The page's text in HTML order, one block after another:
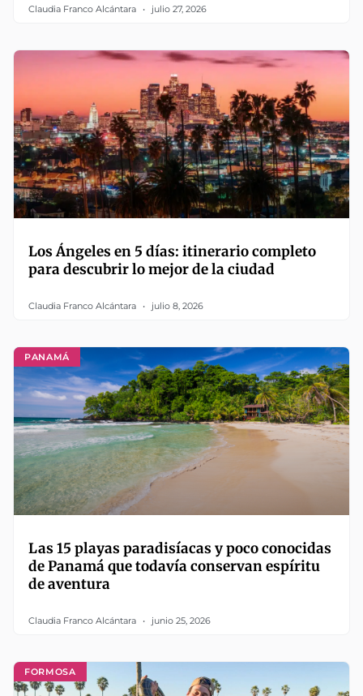
Claudia Franco Alcántara julio 27, 2026
Los Ángeles en 5 días: itinerario completo
para descubrir lo mejor de la ciudad
Claudia Franco Alcántara julio 8, 2026
PANAMÁ
Las 15 playas paradisíacas y poco conocidas
de Panamá que todavía conservan espíritu
de aventura
Claudia Franco Alcántara junio 25, 2026
FORMOSA